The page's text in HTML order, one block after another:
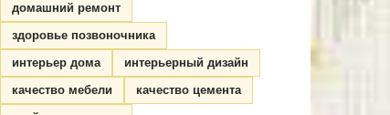
домашний ремонт
здоровье позвоночника
интерьер дома
интерьерный дизайн
качество мебели
качество цемента